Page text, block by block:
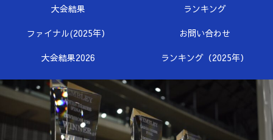
大会結果
ランキング
ファイナル(2025年）
お問い合わせ
大会結果2026
ランキング（2025年）